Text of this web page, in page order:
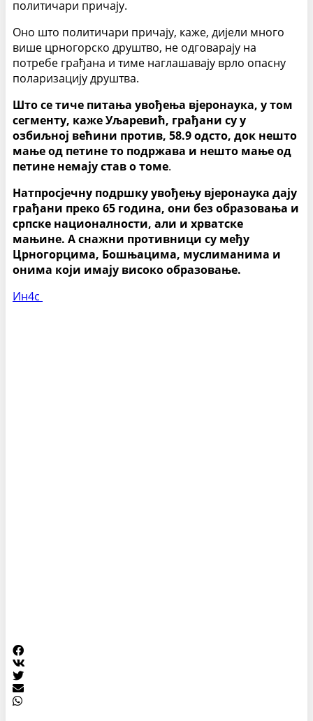
политичари причају.
Оно што политичари причају, каже, дијели много
више црногорско друштво, не одговарају на
потребе грађана и тиме наглашавају врло опасну
поларизацију друштва.
Што се тиче питања увођења вјеронаука, у том
сегменту, каже Уљаревић, грађани су у
озбиљној већини против, 58.9 одсто, док нешто
мање од петине то подржава и нешто мање од
петине немају став о томе.
Натпросјечну подршку увођењу вјеронаука дају
грађани преко 65 година, они без образовања и
српске националности, али и хрватске
мањине. А снажни противници су међу
Црногорцима, Бошњацима, муслиманима и
онима који имају високо образовање.
Ин4с